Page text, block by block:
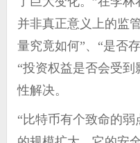
并非真正意义上的监
量究竟如何”、“是否
“投资权益是否会受
性解决。
“比特币有个致命的